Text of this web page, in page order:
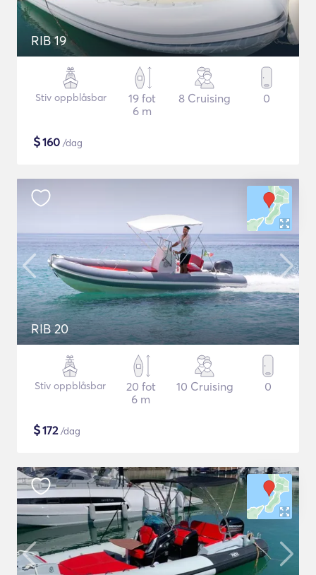
RIB 19
Stiv oppblåsbar
19 fot
6 m
8 Cruising 0
$160 /dag
RIB 20
Stiv oppblåsbar
20 fot
6 m
10 Cruising 0
$172/dag